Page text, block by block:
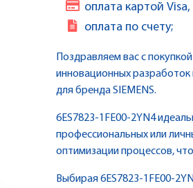
оплата картой
оплата по счету;
Поздравляем вас с
инновационных разработок
для бренда SIEMENS.
6ES7823-1FE00-2YN4
профессиональных или
оптимизации процессов,
Выбирая 6ES7823-1FE00-